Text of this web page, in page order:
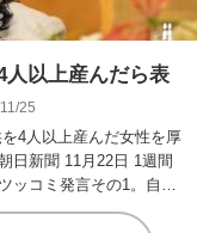
人以上産んだら表
25
4人以上産んだ女性を厚
日新聞 11月22日 1週間
ッコミ発言その1。自民